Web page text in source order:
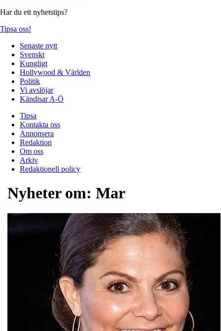
Har du ett nyhetstips?
Tipsa oss!
Senaste nytt
Svenskt
Kungligt
Hollywood & Världen
Politik
Vi avslöjar
Kändisar A-Ö
Tipsa
Kontakta oss
Annonsera
Redaktion
Om oss
Arkiv
Redaktionell policy
Nyheter om: Mar